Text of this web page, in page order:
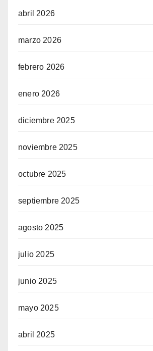
abril 2026
marzo 2026
febrero 2026
enero 2026
diciembre 2025
noviembre 2025
octubre 2025
septiembre 2025
agosto 2025
julio 2025
junio 2025
mayo 2025
abril 2025